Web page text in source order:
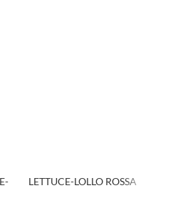
LETTUCE-LOLLO ROSSA